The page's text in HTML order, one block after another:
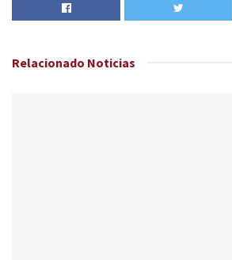
Relacionado Noticias